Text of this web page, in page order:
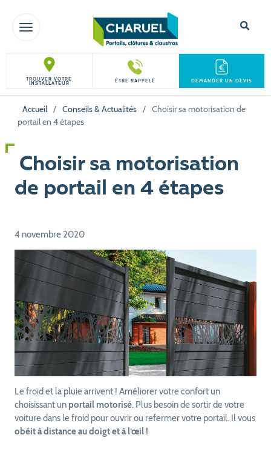
TOGGLE NAVIGATION
TROUVER VOTRE
INSTALLATEUR ÊTRE RAPPELÉ DEMANDER UN DEVIS
Accueil / Conseils & Actualités / Choisir sa motorisation de
portail en 4 étapes
Choisir sa motorisation
de portail en 4 étapes
4 novembre 2020
Le froid et la pluie arrivent ! Améliorer votre confort un
choisissant un portail motorisé. Plus besoin de sortir de votre
voiture dans le froid pour ouvrir ou refermer votre portail. Il vous
obéit à distance au doigt et à l’œil !